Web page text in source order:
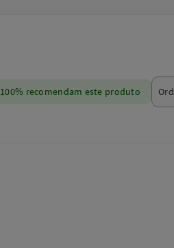
100% recomendam este produto